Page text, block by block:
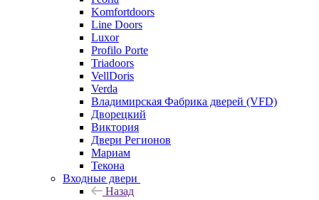
Komfortdoors
Line Doors
Luxor
Profilo Porte
Triadoors
VellDoris
Verda
Владимирская Фабрика дверей (VFD)
Дворецкий
Виктория
Двери Регионов
Мариам
Текона
Входные двери
Назад